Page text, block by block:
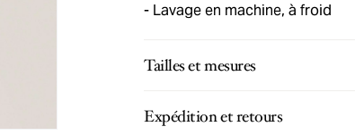
Lavage en machine, à froid
Tailles et mesures
Expédition et retours